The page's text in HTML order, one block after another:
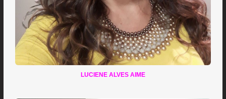
LUCIENE ALVES AIME